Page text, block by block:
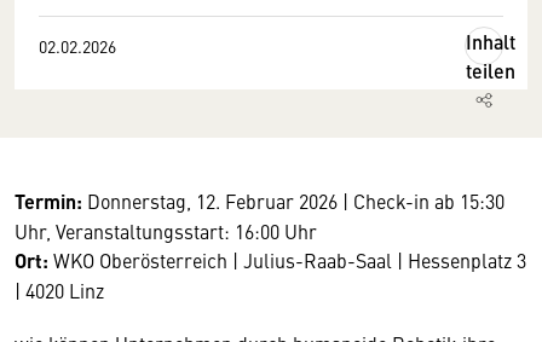
02.02.2026
Inhalt
teilen
Termin: Donnerstag, 12. Februar 2026 | Check-in ab 15:30
Uhr, Veranstaltungsstart: 16:00 Uhr
Ort: WKO Oberösterreich | Julius-Raab-Saal | Hessenplatz 3
| 4020 Linz